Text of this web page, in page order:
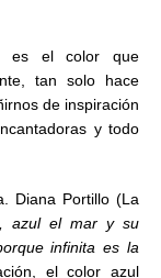
es el color que
tan solo hace
de inspiración
y todo
Diana Portillo (La
azul el mar y su
infinita es la
el color azul